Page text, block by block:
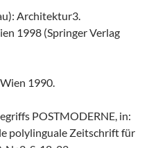
Architektur3.
1998 (Springer Verlag
1990.
POSTMODERNE, in:
polylinguale Zeitschrift für